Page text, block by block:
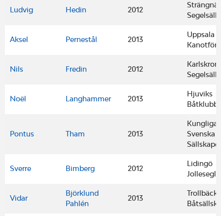
Ludvig Hedin 2012
Strängnäs
Aksel Pernestål 2013
Uppsala
Nils Fredin 2012
Noël Langhammer 2013
Hjuviks
Båtklubb
Pontus Tham 2013
Kungliga
Svenska
Sverre Bimberg 2012
Lidingö
Vidar
Björklund
Pahlén
2013